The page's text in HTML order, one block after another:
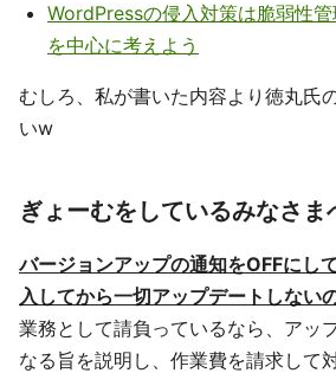
WordPressの侵入対策は脆弱性
を中心に考えよう
むしろ、私が書いた内容より徳丸氏
いw
ぎょーむをしているみなさま
バージョンアップの通知をOFFにし
入してから一切アップデートしない
業務として請負っているなら、アッ
なる旨を説明し、作業費を請求して